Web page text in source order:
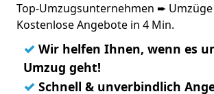
Top-Umzugsunternehmen ➨ Umzüge
Kostenlose Angebote in 4 Min.
✓ Wir helfen Ihnen, wenn es
Umzug geht!
✓ Schnell & unverbindlich